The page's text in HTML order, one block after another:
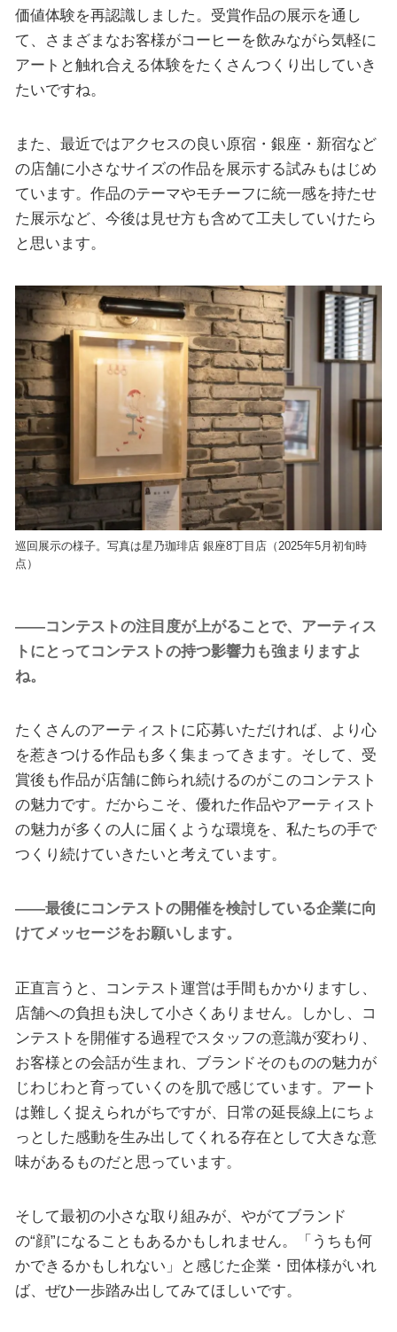
価値体験を再認識しました。受賞作品の展示を通し
て、さまざまなお客様がコーヒーを飲みながら気軽に
アートと触れ合える体験をたくさんつくり出していき
たいですね。
また、最近ではアクセスの良い原宿・銀座・新宿など
の店舗に小さなサイズの作品を展示する試みもはじめ
ています。作品のテーマやモチーフに統一感を持たせ
た展示など、今後は見せ方も含めて工夫していけたら
と思います。
巡回展示の様子。写真は星乃珈琲店 銀座8丁目店（2025年5月初旬時
点）
――コンテストの注目度が上がることで、アーティス
トにとってコンテストの持つ影響力も強まりますよ
ね。
たくさんのアーティストに応募いただければ、より心
を惹きつける作品も多く集まってきます。そして、受
賞後も作品が店舗に飾られ続けるのがこのコンテスト
の魅力です。だからこそ、優れた作品やアーティスト
の魅力が多くの人に届くような環境を、私たちの手で
つくり続けていきたいと考えています。
――最後にコンテストの開催を検討している企業に向
けてメッセージをお願いします。
正直言うと、コンテスト運営は手間もかかりますし、
店舗への負担も決して小さくありません。しかし、コ
ンテストを開催する過程でスタッフの意識が変わり、
お客様との会話が生まれ、ブランドそのものの魅力が
じわじわと育っていくのを肌で感じています。アート
は難しく捉えられがちですが、日常の延長線上にちょ
っとした感動を生み出してくれる存在として大きな意
味があるものだと思っています。
そして最初の小さな取り組みが、やがてブランド
の“顔”になることもあるかもしれません。「うちも何
かできるかもしれない」と感じた企業・団体様がいれ
ば、ぜひ一歩踏み出してみてほしいです。